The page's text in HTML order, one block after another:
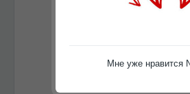
Мне уже нравится